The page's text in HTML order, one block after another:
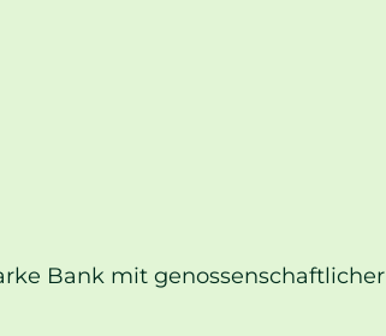
Bank mit genossenschaftlicher